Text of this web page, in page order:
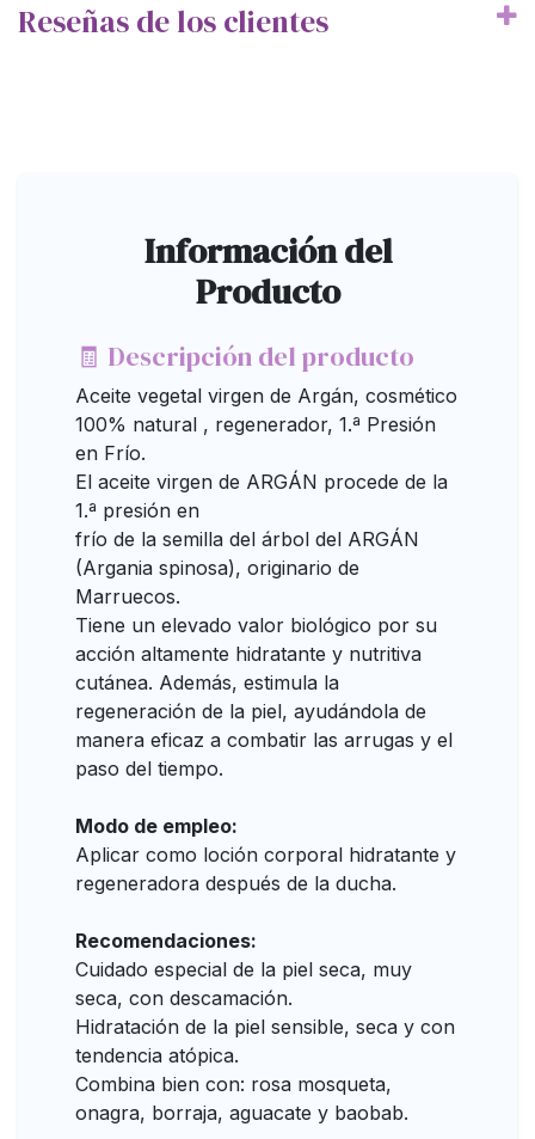
Reseñas de los clientes
Información del
Producto
🧾 Descripción del producto
Aceite vegetal virgen de Argán, cosmético
100% natural , regenerador, 1.ª Presión
en Frío.
El aceite virgen de ARGÁN procede de la
1.ª presión en
frío de la semilla del árbol del ARGÁN
(Argania spinosa), originario de
Marruecos.
Tiene un elevado valor biológico por su
acción altamente hidratante y nutritiva
cutánea. Además, estimula la
regeneración de la piel, ayudándola de
manera eficaz a combatir las arrugas y el
paso del tiempo.
Modo de empleo:
Aplicar como loción corporal hidratante y
regeneradora después de la ducha.
Recomendaciones:
Cuidado especial de la piel seca, muy
seca, con descamación.
Hidratación de la piel sensible, seca y con
tendencia atópica.
Combina bien con: rosa mosqueta,
onagra, borraja, aguacate y baobab.